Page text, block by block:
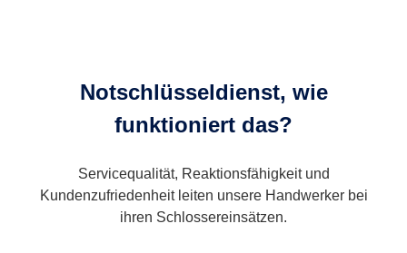
Notschlüsseldienst, wie
funktioniert das?
Servicequalität, Reaktionsfähigkeit und
Kundenzufriedenheit leiten unsere Handwerker bei
ihren Schlossereinsätzen.